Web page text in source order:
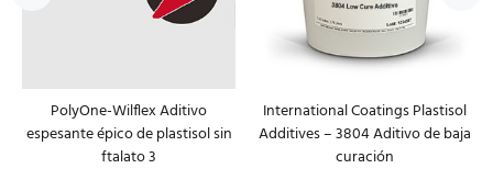
PolyOne-Wilflex Aditivo
espesante épico de plastisol sin
ftalato 3
International Coatings Plastisol
Additives – 3804 Aditivo de baja
curación